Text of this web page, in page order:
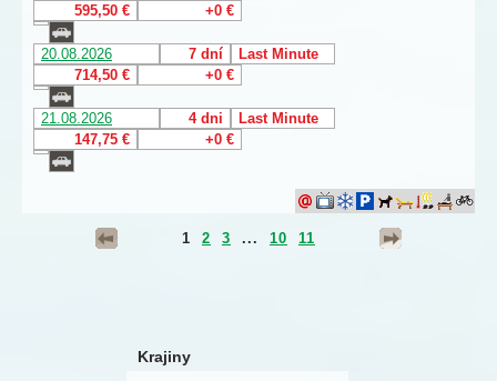
595,50 €
+0 €
20.08.2026 7 dní
Last Minute
714,50 €
+0 €
21.08.2026 4 dni
Last Minute
147,75 €
+0 €
1 2 3 ... 10 11
Krajiny